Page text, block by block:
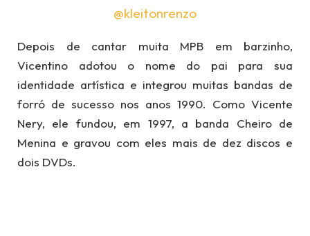
@kleitonrenzo
Depois de cantar muita MPB em barzinho,
Vicentino adotou o nome do pai para sua
identidade artística e integrou muitas bandas de
forró de sucesso nos anos 1990. Como Vicente
Nery, ele fundou, em 1997, a banda Cheiro de
Menina e gravou com eles mais de dez discos e
dois DVDs.